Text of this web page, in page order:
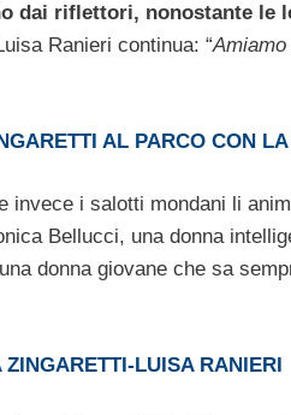
dai riflettori, nonostante le
Ranieri continua: “
AL PARCO CON
invece i salotti mondani li
Bellucci, una donna
donna giovane che sa
LUISA RANIERI